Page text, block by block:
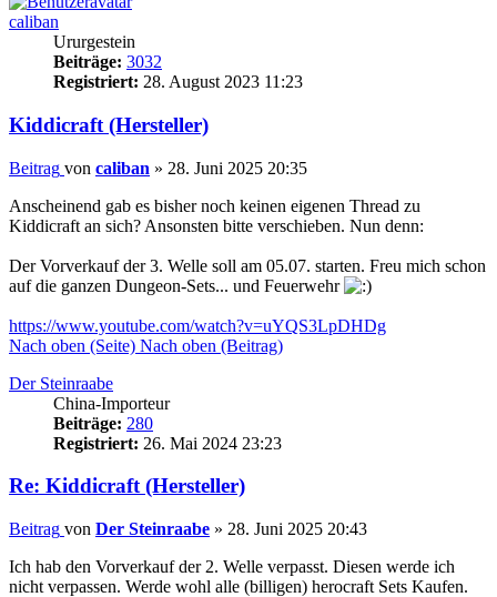
caliban
Ururgestein
Beiträge: 3032
Registriert: 28. August 2023 11:23
Kiddicraft (Hersteller)
Beitrag von caliban » 28. Juni 2025 20:35
Anscheinend gab es bisher noch keinen eigenen Thread zu
Kiddicraft an sich? Ansonsten bitte verschieben. Nun denn:
Der Vorverkauf der 3. Welle soll am 05.07. starten. Freu mich schon
auf die ganzen Dungeon-Sets... und Feuerwehr
https://www.youtube.com/watch?v=uYQS3LpDHDg
Nach oben (Seite) Nach oben (Beitrag)
Der Steinraabe
China-Importeur
Beiträge: 280
Registriert: 26. Mai 2024 23:23
Re: Kiddicraft (Hersteller)
Beitrag von Der Steinraabe » 28. Juni 2025 20:43
Ich hab den Vorverkauf der 2. Welle verpasst. Diesen werde ich
nicht verpassen. Werde wohl alle (billigen) herocraft Sets Kaufen.